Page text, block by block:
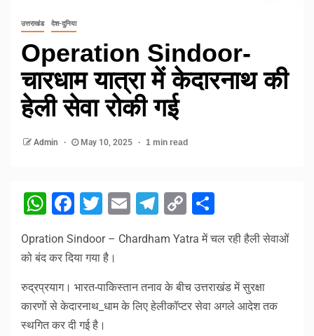
उत्तराखंड देश-दुनिया
Operation Sindoor-
चारधाम यात्रा में केदारनाथ की
हेली सेवा रोकी गई
Admin May 10, 2025 1 min read
WhatsApp
Facebook
Twitter
EmailTelegram
Copy
Link
Opration Sindoor – Chardham Yatra में चल रही हैली सेवाओं
को बंद कर दिया गया है।
रुद्रप्रयाग। भारत-पाकिस्तान तनाव के बीच उत्तराखंड में सुरक्षा
कारणों से केदारनाथ_धाम के लिए हेलीकॉप्टर सेवा अगले आदेश तक
स्थगित कर दी गई है।